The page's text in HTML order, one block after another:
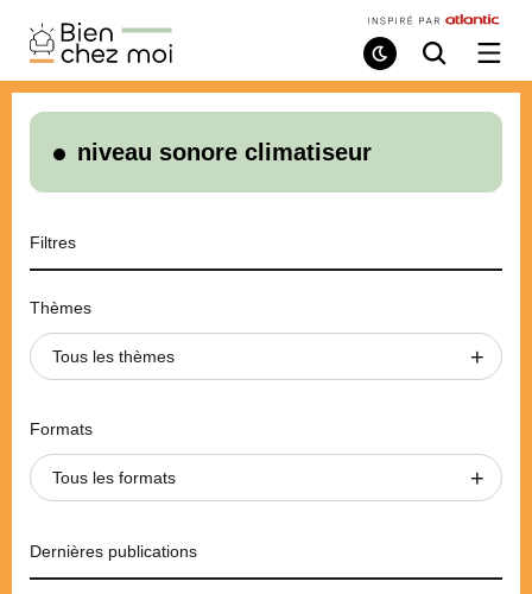
Bien
Chez
Moi
Mode
de
Recherche
/
le
niveau sonore climatiseur
Filtres
Thèmes
Tous les thèmes
Formats
Tous les formats
Dernières publications